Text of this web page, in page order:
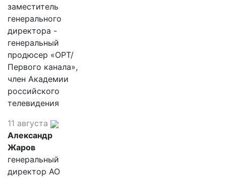
заместитель
генерального
директора -
генеральный
продюсер «ОРТ/
Первого канала»,
член Академии
российского
телевидения
11 августа
Александр
Жаров
генеральный
директор АО